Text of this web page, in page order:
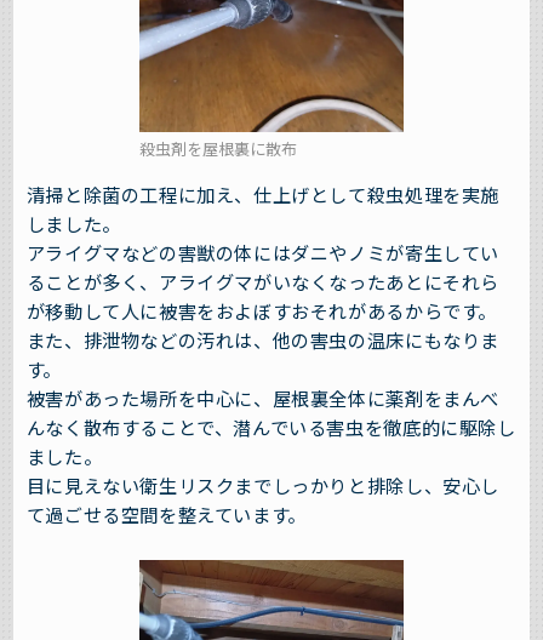
殺虫剤を屋根裏に散布
清掃と除菌の工程に加え、仕上げとして殺虫処理を実施
しました。
アライグマなどの害獣の体にはダニやノミが寄生してい
ることが多く、アライグマがいなくなったあとにそれら
が移動して人に被害をおよぼすおそれがあるからです。
また、排泄物などの汚れは、他の害虫の温床にもなりま
す。
被害があった場所を中心に、屋根裏全体に薬剤をまんべ
んなく散布することで、潜んでいる害虫を徹底的に駆除し
ました。
目に見えない衛生リスクまでしっかりと排除し、安心し
て過ごせる空間を整えています。